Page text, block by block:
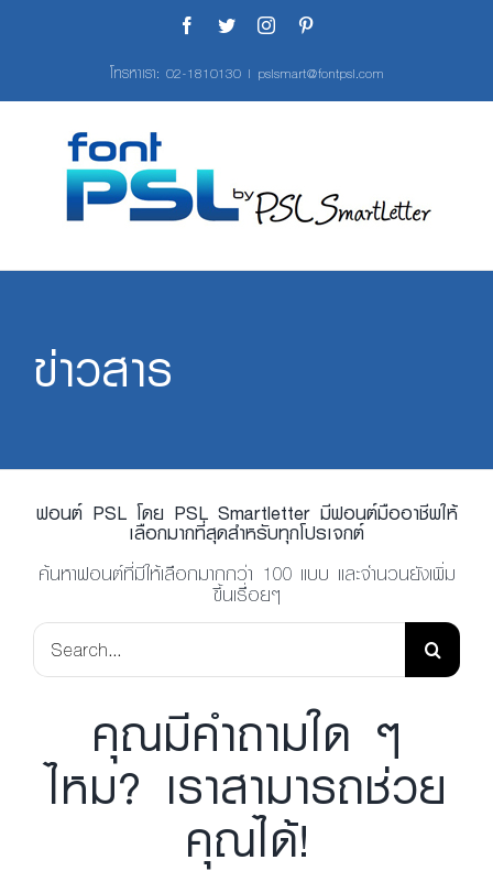
Facebook
TwitterInstagram
โทรหาเรา: 02-1810130 | pslsmart@fontpsl.com
ข่าวสาร
ฟอนต์ PSL โดย PSL Smartletter มีฟอนต์มืออาชีพให้
เลือกมากที่สุดสำหรับทุกโปรเจกต์
ค้นหาฟอนต์ที่มีให้เลือกมากกว่า 100 แบบ และจำนวนยังเพิ่ม
ขึ้นเรื่อยๆ
Search
for:
คุณมีคำถามใด ๆ
ไหม? เราสามารถช่วย
คุณได้!